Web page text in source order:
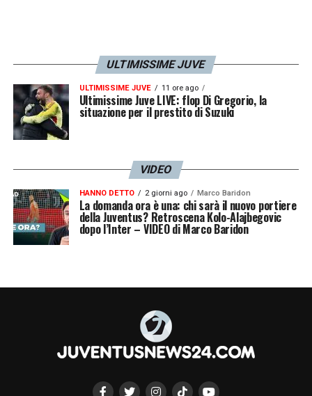
ULTIMISSIME JUVE
ULTIMISSIME JUVE 11 ore ago
Ultimissime Juve LIVE: flop Di Gregorio, la
situazione per il prestito di Suzuki
VIDEO
HANNO DETTO 2 giorni ago Marco Baridon
La domanda ora è una: chi sarà il nuovo portiere
della Juventus? Retroscena Kolo-Alajbegovic
dopo l’Inter – VIDEO di Marco Baridon